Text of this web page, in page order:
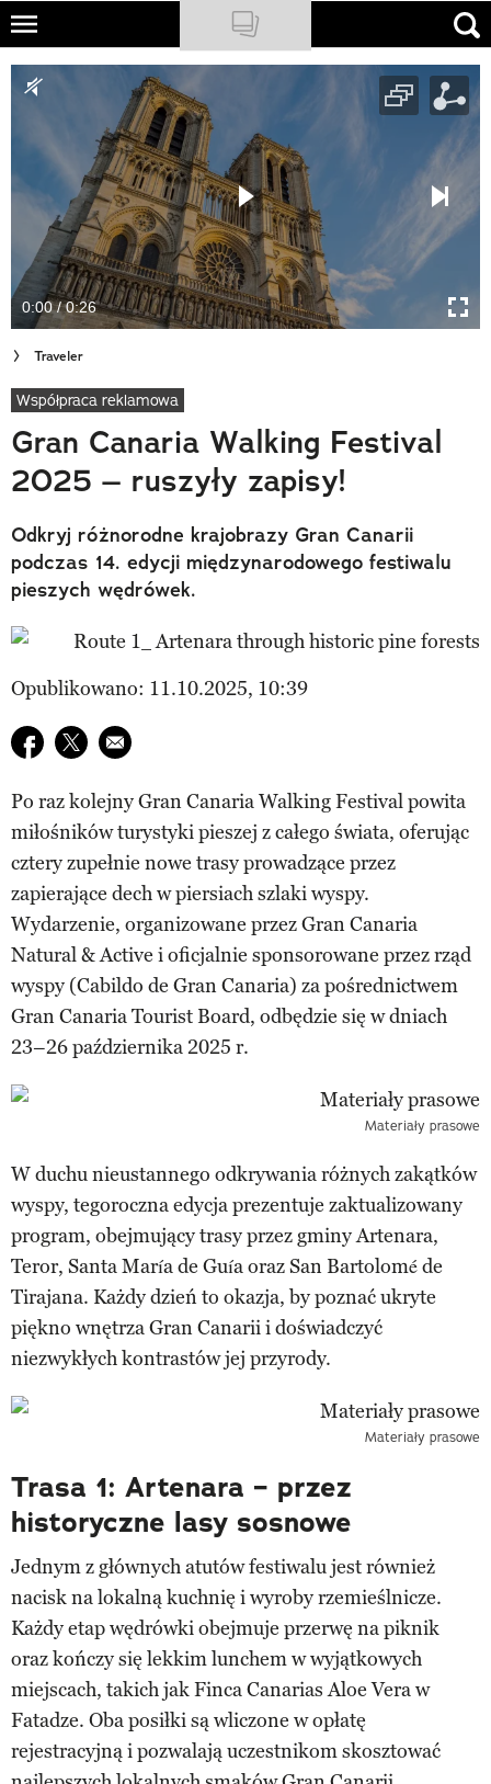
Skip
main
NATIONAL GEOGRAPHIC
PODCASTY
Sklep
Newsletter
Cuda Polski
Wielki Konkurs Fotograficzny
Trendbook Podróżniczy
Polecane
0:00 / 0:26
Traveler
Współpraca reklamowa
Gran Canaria Walking Festival
2025 – ruszyły zapisy!
Odkryj różnorodne krajobrazy Gran Canarii
podczas 14. edycji międzynarodowego festiwalu
pieszych wędrówek.
Opublikowano: 11.10.2025, 10:39
Udostępnij na facebook
Udostępnij na twitter
E-mail do przyjaciela
Po raz kolejny Gran Canaria Walking Festival powita
miłośników turystyki pieszej z całego świata, oferując
cztery zupełnie nowe trasy prowadzące przez
zapierające dech w piersiach szlaki wyspy.
Wydarzenie, organizowane przez Gran Canaria
Natural & Active i oficjalnie sponsorowane przez rząd
wyspy (Cabildo de Gran Canaria) za pośrednictwem
Gran Canaria Tourist Board, odbędzie się w dniach
23–26 października 2025 r.
Materiały prasowe
W duchu nieustannego odkrywania różnych zakątków
wyspy, tegoroczna edycja prezentuje zaktualizowany
program, obejmujący trasy przez gminy Artenara,
Teror, Santa María de Guía oraz San Bartolomé de
Tirajana. Każdy dzień to okazja, by poznać ukryte
piękno wnętrza Gran Canarii i doświadczyć
niezwykłych kontrastów jej przyrody.
Materiały prasowe
Trasa 1: Artenara – przez
historyczne lasy sosnowe
Jednym z głównych atutów festiwalu jest również
nacisk na lokalną kuchnię i wyroby rzemieślnicze.
Każdy etap wędrówki obejmuje przerwę na piknik
oraz kończy się lekkim lunchem w wyjątkowych
miejscach, takich jak Finca Canarias Aloe Vera w
Fatadze. Oba posiłki są wliczone w opłatę
rejestracyjną i pozwalają uczestnikom skosztować